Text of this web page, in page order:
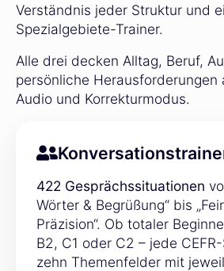
Verständnis jeder Struktur und
Spezialgebiete-Trainer.
Alle drei decken Alltag, Beruf,
persönliche Herausforderungen
Audio und Korrekturmodus.
422 Gesprächssituationen
Wörter & Begrüßung“ bis
Präzision“. Ob totaler
B2, C1 oder C2 – jede
zehn Themenfelder mit